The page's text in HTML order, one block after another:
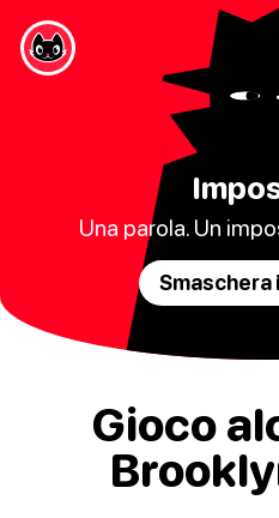
Una parola. Un
Smaschera
Gioco